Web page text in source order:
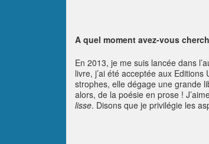
A quel moment avez-vous
En 2013, je me suis lancée dans
livre, j’ai été acceptée aux
strophes, elle dégage une grande
alors, de la poésie en prose !
lisse. Disons que je privilégie les